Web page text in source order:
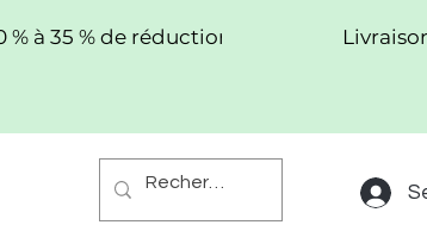
à 35 % de réduction !